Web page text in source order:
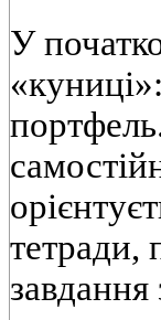
У
тетради,